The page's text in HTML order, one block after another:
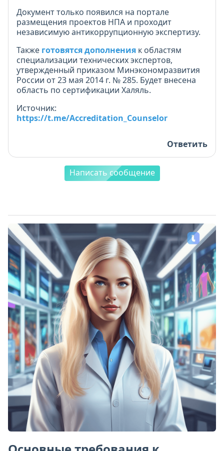
Документ только появился на портале
размещения проектов НПА и проходит
независимую антикоррупционную экспертизу.
Также готовятся дополнения к областям
специализации технических экспертов,
утвержденный приказом Минэкономразвития
России от 23 мая 2014 г. № 285. Будет внесена
область по сертификации Халяль.
Источник:
https://t.me/Accreditation_Counselor
Ответить
Написать сообщение